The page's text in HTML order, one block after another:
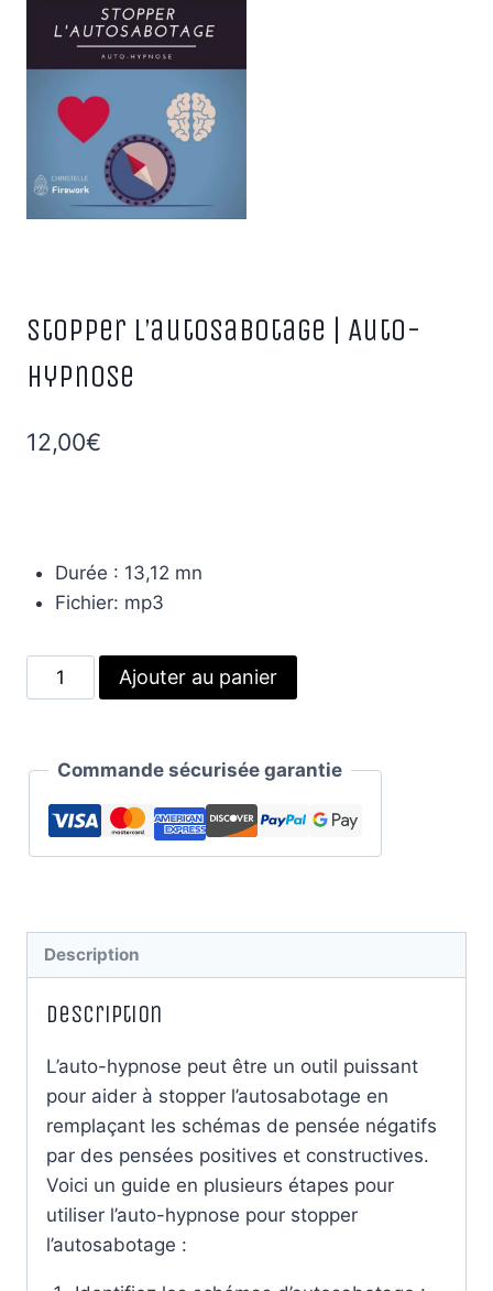
Stopper l’autosabotage | Auto-
Hypnose
12,00€
Durée : 13,12 mn
Fichier: mp3
quantité
de
l'autosabotage
Auto-
Ajouter au panier
Commande sécurisée garantie
Description
Description
L’auto-hypnose peut être un outil puissant
pour aider à stopper l’autosabotage en
remplaçant les schémas de pensée négatifs
par des pensées positives et constructives.
Voici un guide en plusieurs étapes pour
utiliser l’auto-hypnose pour stopper
l’autosabotage :